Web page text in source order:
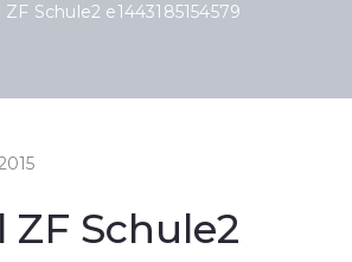
Schule2 e1443185154579
ZF Schule2